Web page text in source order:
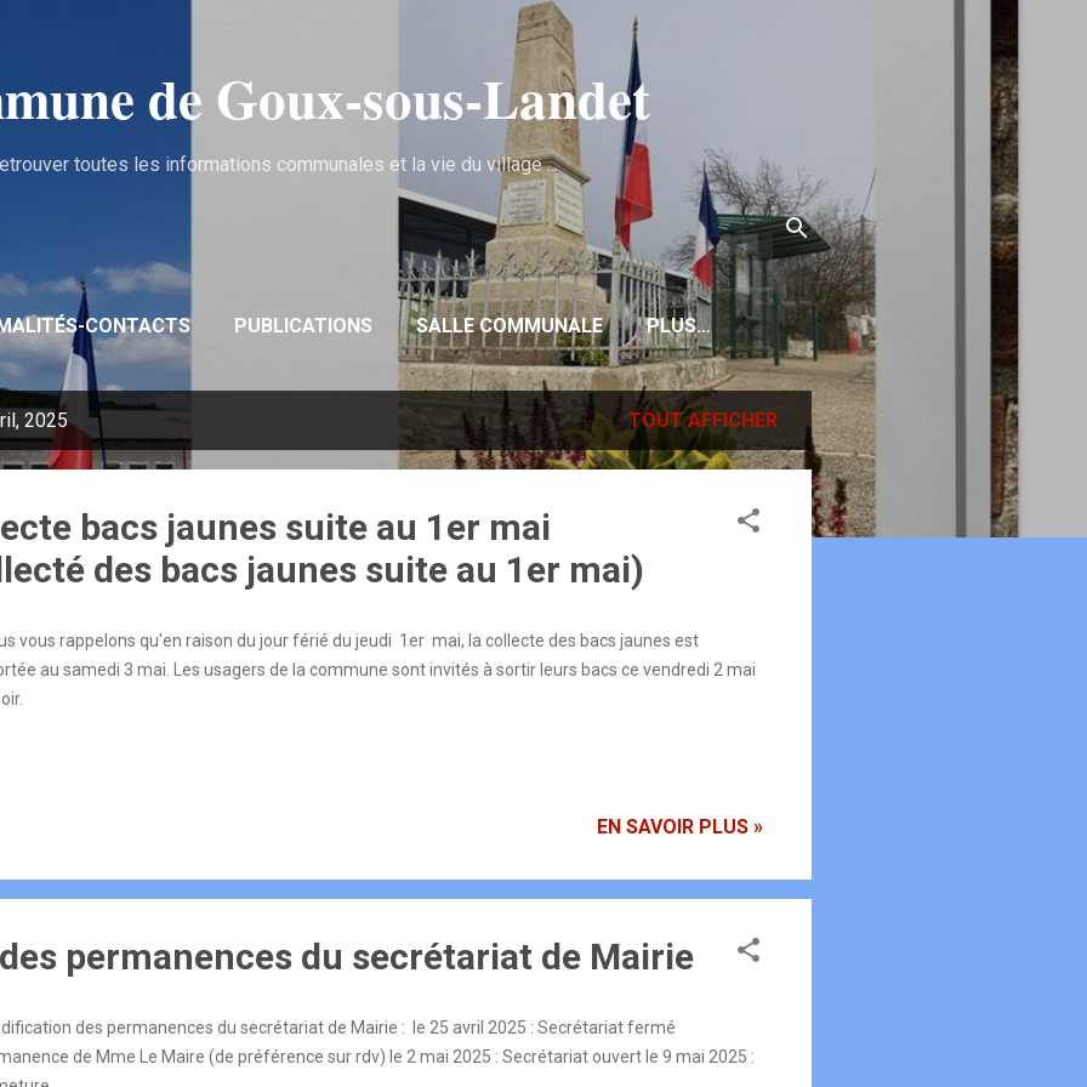
de Goux‑sous‑Landet
toutes les informations communales et la vie du village ...
CONTACTS PUBLICATIONS SALLE COMMUNALE PLUS…
2025 TOUT AFFICHER
bacs jaunes suite au 1er mai
des bacs jaunes suite au 1er mai)
vous rappelons qu'en raison du jour férié du jeudi 1er mai, la collecte des bacs jaunes est
au samedi 3 mai. Les usagers de la commune sont invités à sortir leurs bacs ce vendredi 2 mai
EN SAVOIR PLUS »
permanences du secrétariat de Mairie
des permanences du secrétariat de Mairie : le 25 avril 2025 : Secrétariat fermé
de Mme Le Maire (de préférence sur rdv) le 2 mai 2025 : Secrétariat ouvert le 9 mai 2025 :